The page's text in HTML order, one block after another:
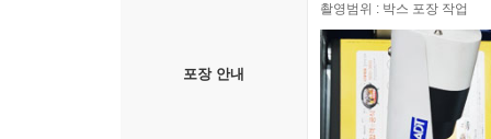
포장 안내
촬영범위 : 박스 포장 작업